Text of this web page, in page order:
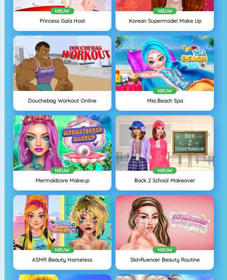
NIEUW
Princess Gala Host
NIEUW
Korean Supermodel Make Up
Douchebag Workout Online
NIEUW
Mia Beach Spa
NIEUW
Mermaidcore Makeup
NIEUW
Back 2 School Makeover
NIEUW
ASMR Beauty Homeless
NIEUW
Skinfluencer Beauty Routine